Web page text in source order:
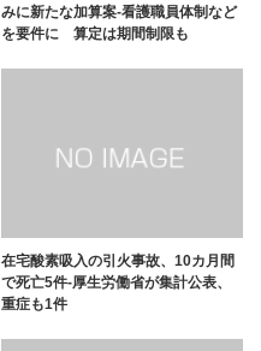
みに新たな加算案-看護職員体制など
を要件に 算定は期間制限も
在宅酸素吸入の引火事故、10カ月間
で死亡5件-厚生労働省が集計公表、
重症も1件